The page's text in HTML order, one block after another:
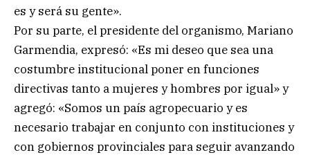
es y será su gente».
Por su parte, el presidente del organismo, Mariano
Garmendia, expresó: «Es mi deseo que sea una
costumbre institucional poner en funciones
directivas tanto a mujeres y hombres por igual» y
agregó: «Somos un país agropecuario y es
necesario trabajar en conjunto con instituciones y
con gobiernos provinciales para seguir avanzando